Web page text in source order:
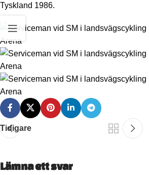
Tyskland 1986.
Tidigare
Lämna ett svar